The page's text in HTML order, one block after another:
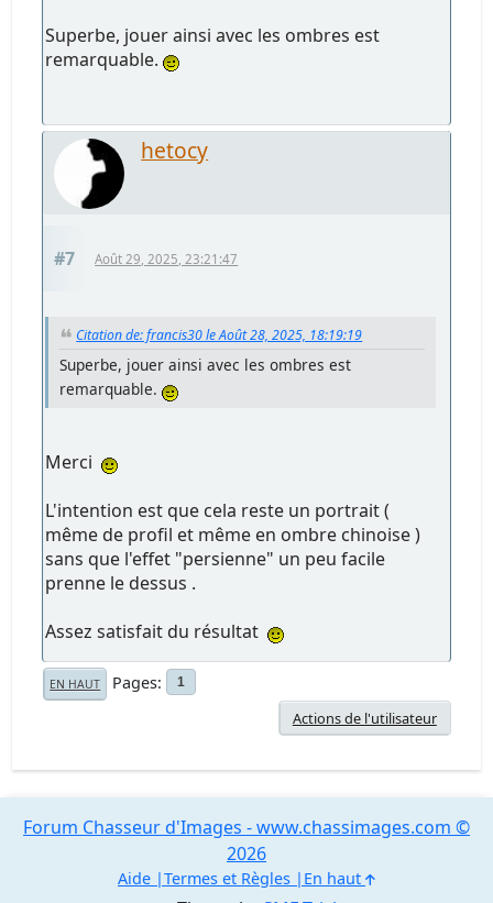
Superbe, jouer ainsi avec les ombres est
remarquable.
hetocy
#7 Août 29, 2025, 23:21:47
Citation de: francis30 le Août 28, 2025, 18:19:19
Superbe, jouer ainsi avec les ombres est
remarquable.
Merci
L'intention est que cela reste un portrait (
même de profil et même en ombre chinoise )
sans que l'effet "persienne" un peu facile
prenne le dessus .
Assez satisfait du résultat
EN HAUT Pages 1
Actions de l'utilisateur
Forum Chasseur d'Images - www.chassimages.com ©
2026
Aide Termes et Règles En haut